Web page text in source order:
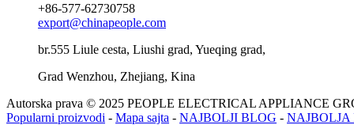
+86-577-62730758
export@chinapeople.com
br.555 Liule cesta, Liushi grad, Yueqing grad,
Grad Wenzhou, Zhejiang, Kina
Autorska prava © 2025 PEOPLE ELECTRICAL APPLIANCE
Popularni proizvodi - Mapa sajta - NAJBOLJI BLOG - NAJBOLJA